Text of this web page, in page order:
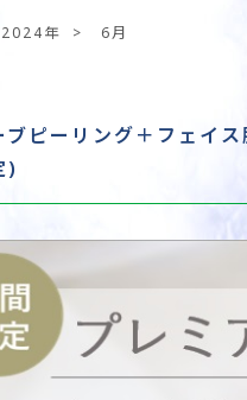
2024年 > 6月
ブピーリング＋フェイ
)